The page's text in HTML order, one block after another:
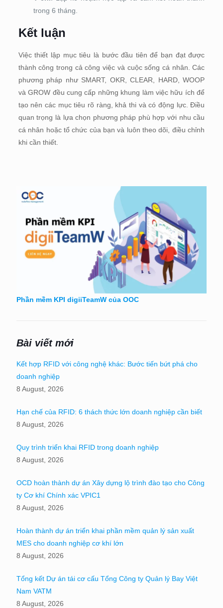
trong 6 tháng.
Kết luận
Việc thiết lập mục tiêu là bước đầu tiên để bạn đạt được
thành công trong cả công việc và cuộc sống cá nhân. Các
phương pháp như SMART, OKR, CLEAR, HARD, WOOP
và GROW đều cung cấp những khung làm việc hữu ích để
tạo nên các mục tiêu rõ ràng, khả thi và có động lực. Điều
quan trọng là lựa chọn phương pháp phù hợp với nhu cầu
cá nhân hoặc tổ chức của bạn và luôn theo dõi, điều chỉnh
khi cần thiết.
Phần mềm KPI digiiTeamW của OOC
Bài viết mới
Kết hợp RFID với công nghệ khác: Bước tiến bứt phá cho
doanh nghiệp
8 August, 2026
Hạn chế của RFID: 6 thách thức lớn doanh nghiệp cần biết
8 August, 2026
Quy trình triển khai RFID trong doanh nghiệp
8 August, 2026
OCD hoàn thành dự án Xây dựng lộ trình đào tạo cho Công
ty Cơ khí Chính xác VPIC1
8 August, 2026
Hoàn thành dự án triển khai phần mềm quản lý sản xuất
MES cho doanh nghiệp cơ khí lớn
8 August, 2026
Tổng kết Dự án tái cơ cấu Tổng Công ty Quản lý Bay Việt
Nam VATM
8 August, 2026